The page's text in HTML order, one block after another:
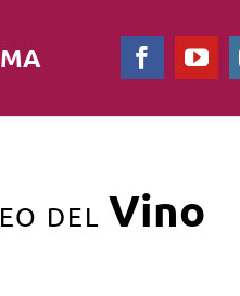
DEL Vino